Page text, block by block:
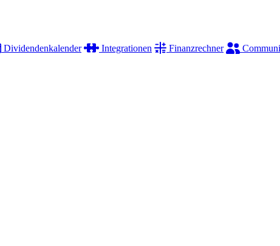
Dividendenkalender Integrationen Finanzrechner